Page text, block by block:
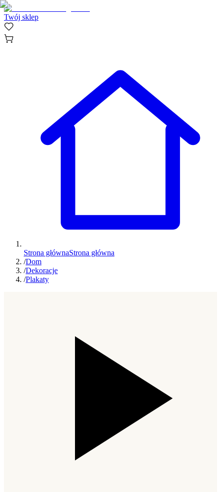
Twój sklep
Strona głównaStrona główna
/Dom
/Dekoracje
/Plakaty